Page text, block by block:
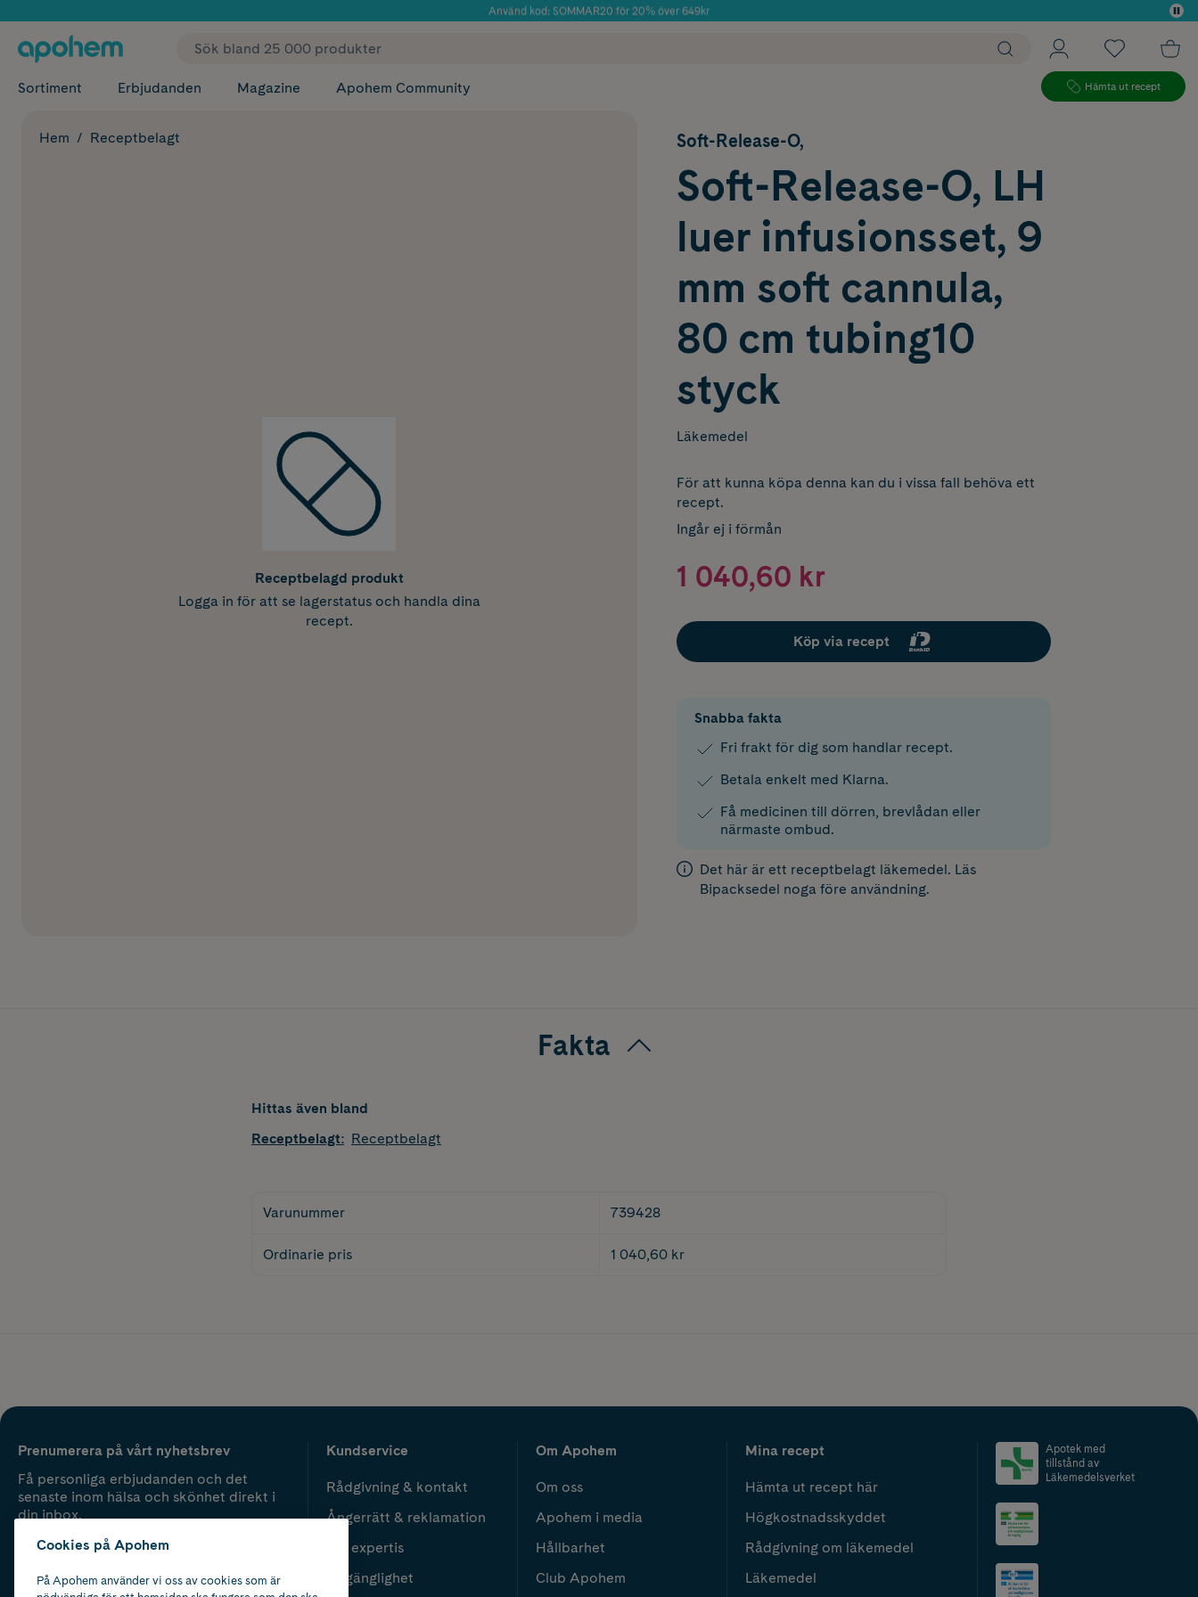
Använd kod: SOMMAR20 för 20% över 649kr
✓ Fri frakt
Sortiment Erbjudanden Magazine Apohem Community Hämta ut recept
Hem Receptbelagt
Receptbelagd produkt
Logga in för att se lagerstatus och handla dina
recept.
Soft-Release-O,
Soft-Release-O, LH
luer infusionsset, 9
mm soft cannula,
80 cm tubing10
styck
Läkemedel
För att kunna köpa denna kan du i vissa fall behöva ett
recept.
Ingår ej i förmån
1 040,60 kr
Köp via recept
Snabba fakta
Fri frakt för dig som handlar recept.
Betala enkelt med Klarna.
Få medicinen till dörren, brevlådan eller
närmaste ombud.
Det här är ett receptbelagt läkemedel. Läs
Bipacksedel noga före användning.
Fakta
Hittas även bland
Receptbelagt: Receptbelagt
Varunummer 739428
Ordinarie pris 1 040,60 kr
Prenumerera på vårt nyhetsbrev
Få personliga erbjudanden och det
senaste inom hälsa och skönhet direkt i
din inbox.
Kundservice
Rådgivning & kontakt
Ångerrätt & reklamation
Vår expertis
Tillgänglighet
Om Apohem
Om oss
Apohem i media
Hållbarhet
Club Apohem
Mina recept
Hämta ut recept här
Högkostnadsskyddet
Rådgivning om läkemedel
Läkemedel
Apotek med
tillstånd av
Läkemedelsverket
Cookies på Apohem
På Apohem använder vi oss av cookies som är